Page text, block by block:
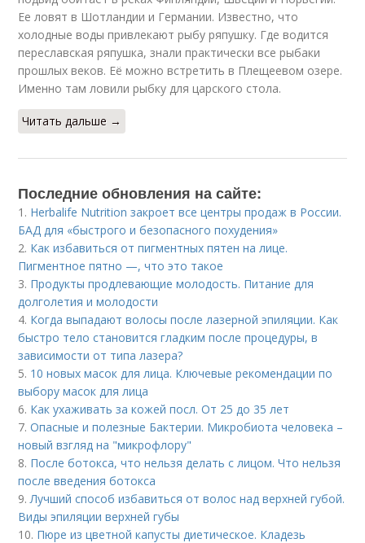
Ее ловят в Шотландии и Германии. Известно, что
холодные воды привлекают рыбу ряпушку. Где водится
переславская ряпушка, знали практически все рыбаки
прошлых веков. Её можно встретить в Плещеевом озере.
Именно там ловили рыбку для царского стола.
Читать дальше →
Последние обновления на сайте:
1. Herbalife Nutrition закроет все центры продаж в России.
БАД для «быстрого и безопасного похудения»
2. Как избавиться от пигментных пятен на лице.
Пигментное пятно —, что это такое
3. Продукты продлевающие молодость. Питание для
долголетия и молодости
4. Когда выпадают волосы после лазерной эпиляции. Как
быстро тело становится гладким после процедуры, в
зависимости от типа лазера?
5. 10 новых масок для лица. Ключевые рекомендации по
выбору масок для лица
6. Как ухаживать за кожей посл. От 25 до 35 лет
7.Опасные и полезные Бактерии. Микробиота человека –
новый взгляд на "микрофлору"
8. После ботокса, что нельзя делать с лицом. Что нельзя
после введения ботокса
9. Лучший способ избавиться от волос над верхней губой.
Виды эпиляции верхней губы
10. Пюре из цветной капусты диетическое. Кладезь